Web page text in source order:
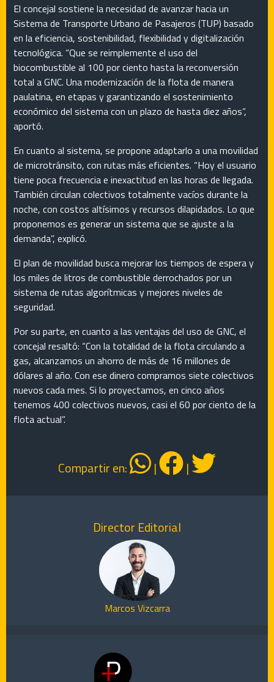
El concejal sostiene la necesidad de avanzar hacia un
Sistema de Transporte Urbano de Pasajeros (TUP) basado
en la eficiencia, sostenibilidad, flexibilidad y digitalización
tecnológica. “Que se reimplemente el uso del
biocombustible al 100 por ciento hasta la reconversión
total a GNC. Una modernización de la flota de manera
paulatina, en etapas y garantizando el sostenimiento
económico del sistema con un plazo de hasta diez años”,
aportó.
En cuanto al sistema, se propone adaptarlo a una movilidad
de microtránsito, con rutas más eficientes. “Hoy el usuario
tiene poca frecuencia e inexactitud en las horas de llegada.
También circulan colectivos totalmente vacíos durante la
noche, con costos altísimos y recursos dilapidados. Lo que
proponemos es generar un sistema que se ajuste a la
demanda”, explicó.
El plan de movilidad busca mejorar los tiempos de espera y
los miles de litros de combustible derrochados por un
sistema de rutas algorítmicas y mejores niveles de
seguridad.
Por su parte, en cuanto a las ventajas del uso de GNC, el
concejal resaltó: “Con la totalidad de la flota circulando a
gas, alcanzamos un ahorro de más de 16 millones de
dólares al año. Con ese dinero compramos siete colectivos
nuevos cada mes. Si lo proyectamos, en cinco años
tenemos 400 colectivos nuevos, casi el 60 por ciento de la
flota actual”.
Compartir en: | |
Director Editorial
Marcos Vizcarra